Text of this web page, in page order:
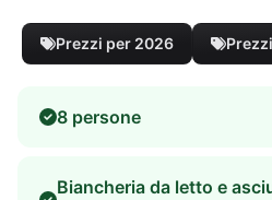
Prezzi per 2026
8 persone
Biancheria da letto e